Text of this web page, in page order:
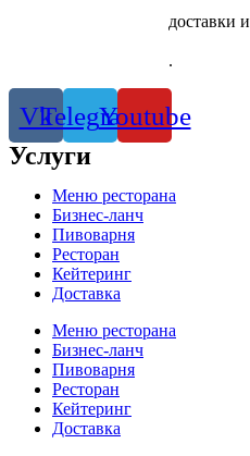
доставки и
.
VkTelegramYoutube
Услуги
Меню ресторана
Бизнес-ланч
Пивоварня
Ресторан
Кейтеринг
Доставка
Меню ресторана
Бизнес-ланч
Пивоварня
Ресторан
Кейтеринг
Доставка